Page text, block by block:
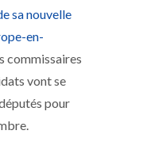
sa nouvelle
en-
commissaires
vont se
pour